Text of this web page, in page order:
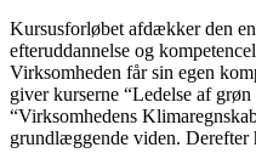
Kursusforløbet afdækker den
efteruddannelse og
Virksomheden får sin egen
giver kurserne “Ledelse af
“Virksomhedens
grundlæggende viden. Derefter